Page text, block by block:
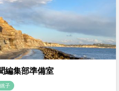
編集部準備室
銚子